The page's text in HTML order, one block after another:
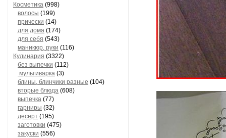
Косметика (998)
волосы (199)
прически (14)
для дома (174)
для себя (543)
маникюр, руки (116)
Кулинария (3322)
без выпечки (112)
мультиварка (3)
блины, блинчики разные (104)
вторые блюда (608)
выпечка (77)
гарниры (32)
десерт (195)
заготовки (475)
закуски (556)